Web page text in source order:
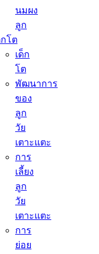
นมผง
ลูก​
กโต​
เด็ก
โต​
พัฒนาการ
ของ
ลูก
วัย
เตาะแตะ
การ
เลี้ยง
ลูก
วัย
เตาะแตะ
การ
ย่อย